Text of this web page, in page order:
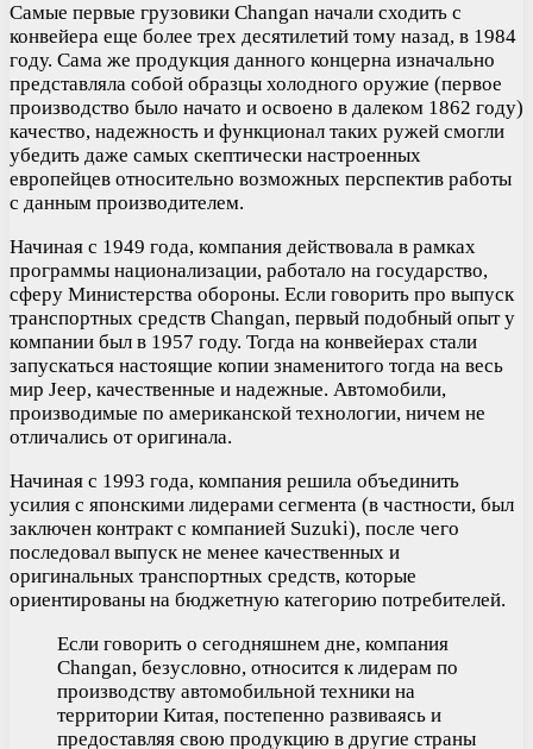
Самые первые грузовики Changan начали сходить с
конвейера еще более трех десятилетий тому назад, в 1984
году. Сама же продукция данного концерна изначально
представляла собой образцы холодного оружие (первое
производство было начато и освоено в далеком 1862 году)
качество, надежность и функционал таких ружей смогли
убедить даже самых скептически настроенных
европейцев относительно возможных перспектив работы
с данным производителем.
Начиная с 1949 года, компания действовала в рамках
программы национализации, работало на государство,
сферу Министерства обороны. Если говорить про выпуск
транспортных средств Changan, первый подобный опыт у
компании был в 1957 году. Тогда на конвейерах стали
запускаться настоящие копии знаменитого тогда на весь
мир Jeep, качественные и надежные. Автомобили,
производимые по американской технологии, ничем не
отличались от оригинала.
Начиная с 1993 года, компания решила объединить
усилия с японскими лидерами сегмента (в частности, был
заключен контракт с компанией Suzuki), после чего
последовал выпуск не менее качественных и
оригинальных транспортных средств, которые
ориентированы на бюджетную категорию потребителей.
Если говорить о сегодняшнем дне, компания
Changan, безусловно, относится к лидерам по
производству автомобильной техники на
территории Китая, постепенно развиваясь и
предоставляя свою продукцию в другие страны